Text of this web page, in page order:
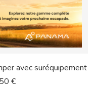
avec suréquipement
€